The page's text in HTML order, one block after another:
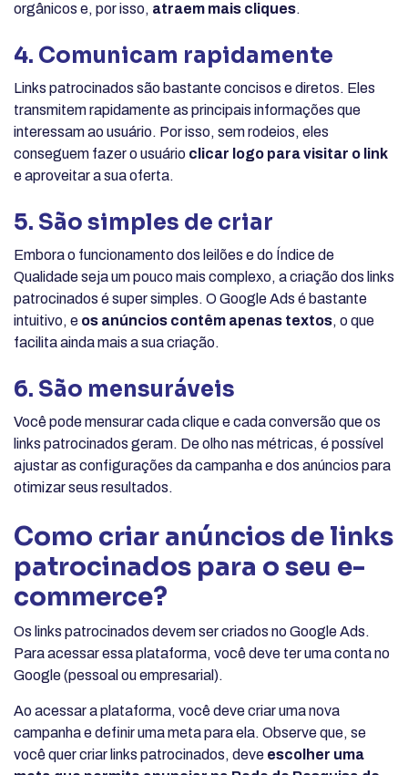
orgânicos e, por isso, atraem mais cliques.
4. Comunicam rapidamente
Links patrocinados são bastante concisos e diretos. Eles
transmitem rapidamente as principais informações que
interessam ao usuário. Por isso, sem rodeios, eles
conseguem fazer o usuário clicar logo para visitar o link
e aproveitar a sua oferta.
5. São simples de criar
Embora o funcionamento dos leilões e do Índice de
Qualidade seja um pouco mais complexo, a criação dos links
patrocinados é super simples. O Google Ads é bastante
intuitivo, e os anúncios contêm apenas textos, o que
facilita ainda mais a sua criação.
6. São mensuráveis
Você pode mensurar cada clique e cada conversão que os
links patrocinados geram. De olho nas métricas, é possível
ajustar as configurações da campanha e dos anúncios para
otimizar seus resultados.
Como criar anúncios de links
patrocinados para o seu e-
commerce?
Os links patrocinados devem ser criados no Google Ads.
Para acessar essa plataforma, você deve ter uma conta no
Google (pessoal ou empresarial).
Ao acessar a plataforma, você deve criar uma nova
campanha e definir uma meta para ela. Observe que, se
você quer criar links patrocinados, deve escolher uma